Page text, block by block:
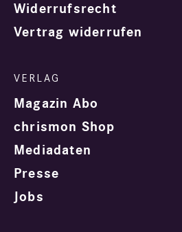
Widerrufsrecht
Vertrag widerrufen
Magazin Abo
chrismon Shop
Mediadaten
Presse
Jobs